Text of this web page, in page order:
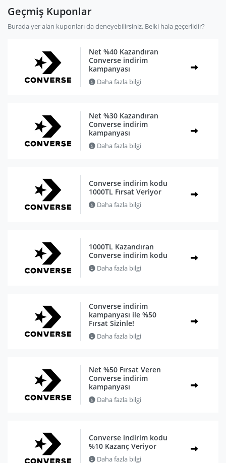
Geçmiş Kuponlar
Burada yer alan kuponları da deneyebilirsiniz. Belki hala geçerlidir?
Net %40 Kazandıran
Converse indirim
kampanyası
Daha fazla bilgi
Net %30 Kazandıran
Converse indirim
kampanyası
Daha fazla bilgi
Converse indirim kodu
1000TL Fırsat Veriyor
Daha fazla bilgi
1000TL Kazandıran
Converse indirim kodu
Daha fazla bilgi
Converse indirim
kampanyası ile %50
Fırsat Sizinle!
Daha fazla bilgi
Net %50 Fırsat Veren
Converse indirim
kampanyası
Daha fazla bilgi
Converse indirim kodu
%10 Kazanç Veriyor
Daha fazla bilgi